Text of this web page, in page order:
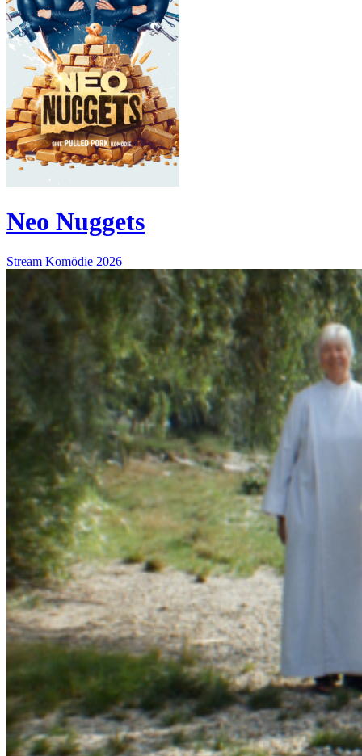
Neo Nuggets
Stream Komödie 2026